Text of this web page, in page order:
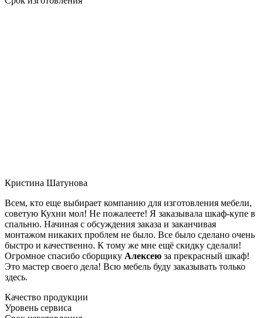
Кристина Шатунова
Всем, кто еще выбирает компанию для изготовления мебели,
советую Кухни мол! Не пожалеете! Я заказывала шкаф-купе в
спальню. Начиная с обсуждения заказа и заканчивая
монтажом никаких проблем не было. Все было сделано очень
быстро и качественно. К тому же мне ещё скидку сделали!
Огромное спасибо сборщику Алексею за прекрасный шкаф!
Это мастер своего дела! Всю мебель буду заказывать только
здесь.
Качество продукции
Уровень сервиса